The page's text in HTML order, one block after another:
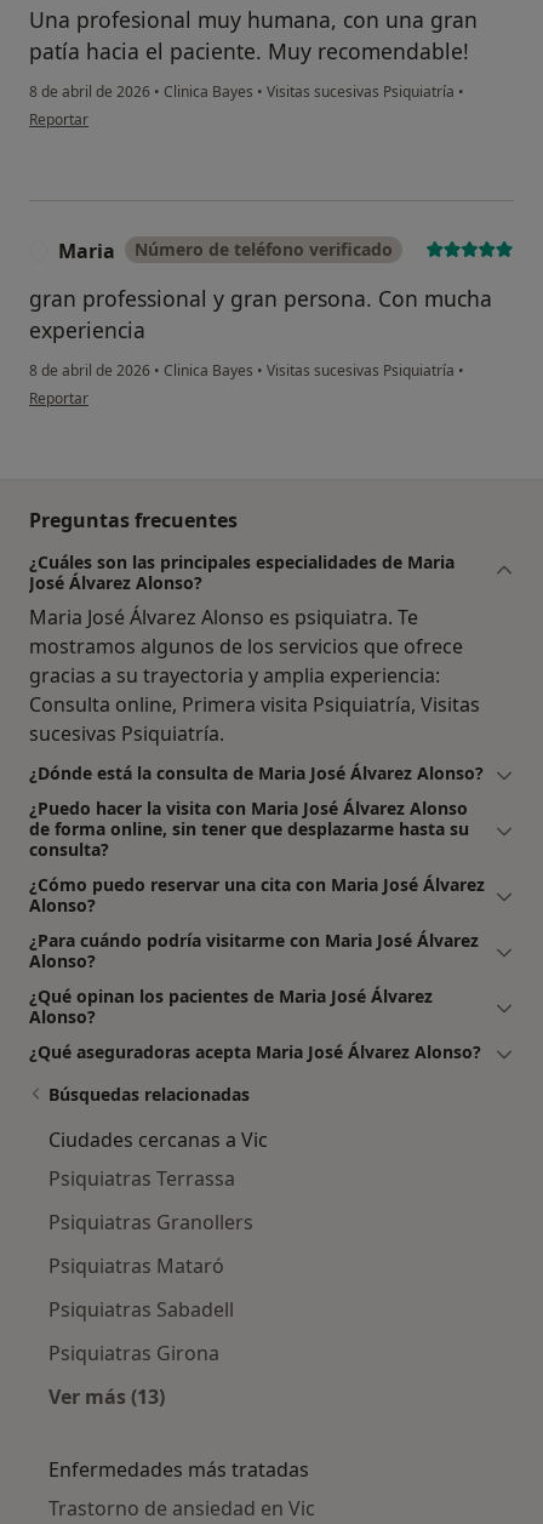
Una profesional muy humana, con una gran
patía hacia el paciente. Muy recomendable!
8 de abril de 2026 • Clinica Bayes • Visitas sucesivas Psiquiatría •
en opinión del usuario Jordi Faus
Reportar
Maria Número de teléfono verificado
gran professional y gran persona. Con mucha
experiencia
8 de abril de 2026 • Clinica Bayes • Visitas sucesivas Psiquiatría •
en opinión del usuario Maria
Reportar
Preguntas frecuentes
¿Cuáles son las principales especialidades de Maria
José Álvarez Alonso?
Maria José Álvarez Alonso es psiquiatra. Te
mostramos algunos de los servicios que ofrece
gracias a su trayectoria y amplia experiencia:
Consulta online, Primera visita Psiquiatría, Visitas
sucesivas Psiquiatría.
¿Dónde está la consulta de Maria José Álvarez Alonso?
¿Puedo hacer la visita con Maria José Álvarez Alonso
de forma online, sin tener que desplazarme hasta su
consulta?
¿Cómo puedo reservar una cita con Maria José Álvarez
Alonso?
¿Para cuándo podría visitarme con Maria José Álvarez
Alonso?
¿Qué opinan los pacientes de Maria José Álvarez
Alonso?
¿Qué aseguradoras acepta Maria José Álvarez Alonso?
Búsquedas relacionadas
Ciudades cercanas a Vic
Psiquiatras Terrassa
Psiquiatras Granollers
Psiquiatras Mataró
Psiquiatras Sabadell
Psiquiatras Girona
Ver más (13)
Enfermedades más tratadas
Trastorno de ansiedad en Vic